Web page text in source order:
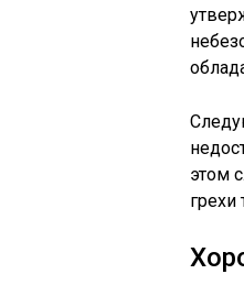
этом
грехи